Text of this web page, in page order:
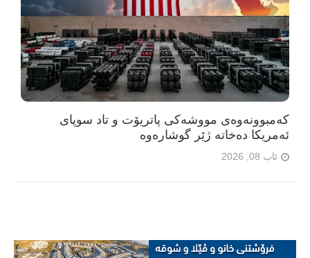
کەمبوونەوەی مووشەکی پاتریۆت و تاد سوپای
ئەمریکا دەخاتە ژێر گوشارەوە
ئاب 08, 2026